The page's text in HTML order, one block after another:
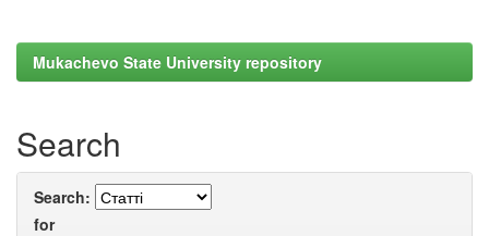
Mukachevo State University repository
Search
Search:
for